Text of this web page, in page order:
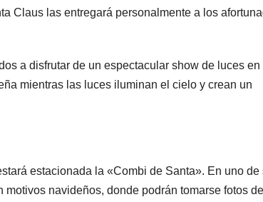
Claus las entregará personalmente a los
a disfrutar de un espectacular show de luces en
mientras las luces iluminan el cielo y crean un
estacionada la «Combi de Santa». En uno de
navideños, donde podrán tomarse fotos de